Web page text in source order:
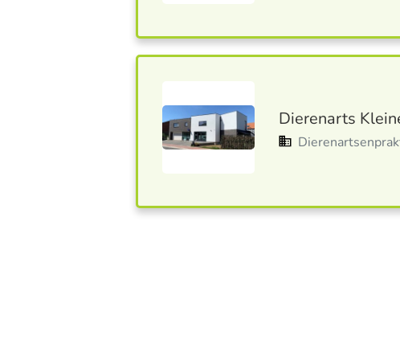
Dierenarts